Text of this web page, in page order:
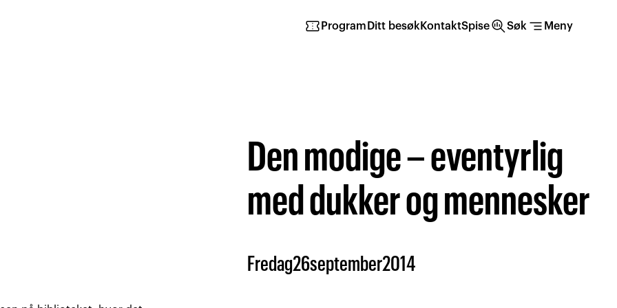
confirmation_number Program Ditt besøkKontaktSpisesearch_insightsSøk segment Meny
Den modige – eventyrlig
med dukker og mennesker
Fredag26september2014